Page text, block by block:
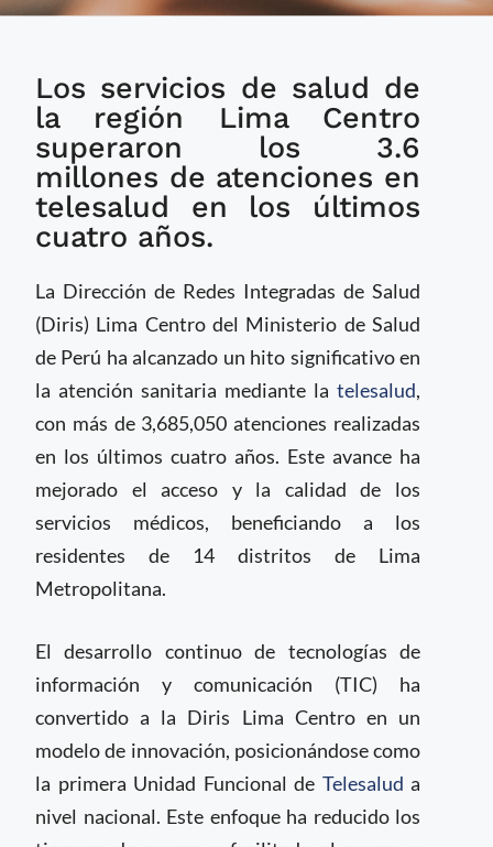
atenciones por
telemedicina en Lima,
Perú los últimos
cuatro años
Los servicios de salud de
la región Lima Centro
superaron los 3.6
millones de atenciones en
telesalud en los últimos
cuatro años.
La Dirección de Redes Integradas de Salud
(Diris) Lima Centro del Ministerio de Salud
de Perú ha alcanzado un hito significativo en
la atención sanitaria mediante la telesalud,
con más de 3,685,050 atenciones realizadas
en los últimos cuatro años. Este avance ha
mejorado el acceso y la calidad de los
servicios médicos, beneficiando a los
residentes de 14 distritos de Lima
Metropolitana.
El desarrollo continuo de tecnologías de
información y comunicación (TIC) ha
convertido a la Diris Lima Centro en un
modelo de innovación, posicionándose como
la primera Unidad Funcional de Telesalud a
nivel nacional. Este enfoque ha reducido los